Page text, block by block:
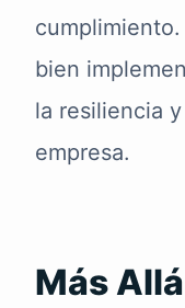
bien
la resiliencia
empresa.
Más